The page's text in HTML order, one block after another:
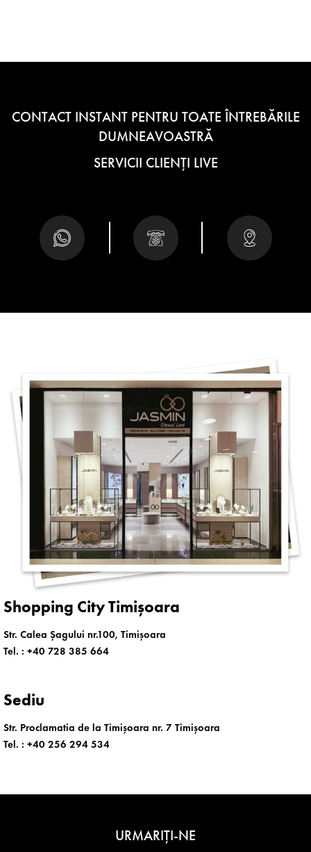
CONTACT INSTANT PENTRU TOATE ÎNTREBĂRILE
DUMNEAVOASTRĂ
SERVICII CLIENȚI LIVE
Shopping City Timișoara
Str. Calea Șagului nr.100, Timișoara
Tel. : +40 728 385 664
Sediu
Str. Proclamatia de la Timișoara nr. 7 Timișoara
Tel. : +40 256 294 534
URMARIȚI-NE